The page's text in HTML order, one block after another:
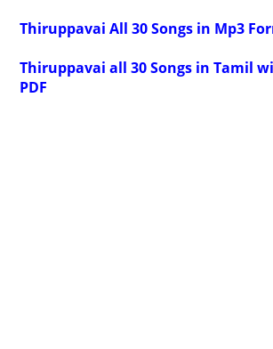
Thiruppavai All 30 Songs in Mp3
Thiruppavai all 30 Songs in Tamil
PDF